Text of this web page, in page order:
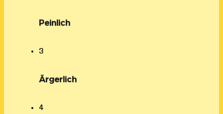
Peinlich
3
Ärgerlich
4